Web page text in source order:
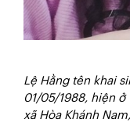
Lệ Hằng tên khai
01/05/1988, hiện ở
xã Hòa Khánh